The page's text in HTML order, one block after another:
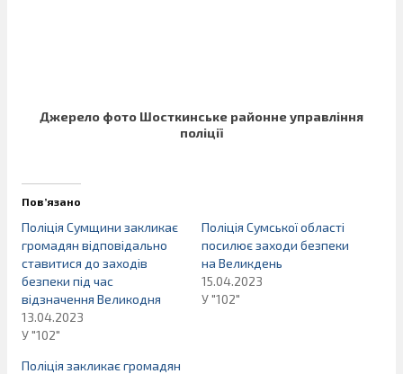
Джерело фото Шосткинське районне управління
поліції
Пов’язано
Поліція Сумщини закликає
громадян відповідально
ставитися до заходів
безпеки під час
відзначення Великодня
13.04.2023
У "102"
Поліція Сумської області
посилює заходи безпеки
на Великдень
15.04.2023
У "102"
Поліція закликає громадян